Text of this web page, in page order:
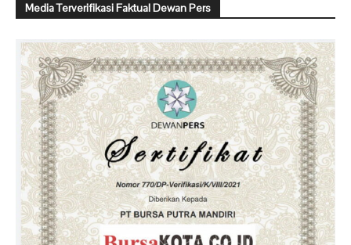
Media Terverifikasi Faktual Dewan Pers